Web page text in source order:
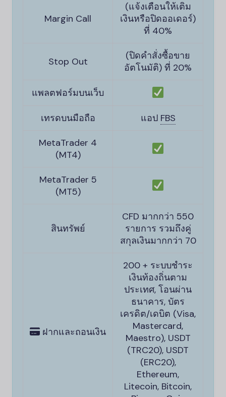
Margin Call
(แจ้งเตือนให้เติม
เงินหรือปิดออเดอร์)
ที่ 40%
Stop Out
(ปิดคำสั่งซื้อขาย
อัตโนมัติ) ที่ 20%
แพลตฟอร์มบนเว็บ
เทรดบนมือถือ แอป FBS
MetaTrader 4
(MT4)
MetaTrader 5
(MT5)
สินทรัพย์
CFD มากกว่า 550
รายการ รวมถึงคู่
สกุลเงินมากกว่า 70
ฝากและถอนเงิน
200 + ระบบชำระ
เงินท้องถิ่นตาม
ประเทศ, โอนผ่าน
ธนาคาร, บัตร
เครดิต/เดบิต (Visa,
Mastercard,
Maestro), USDT
(TRC20), USDT
(ERC20),
Ethereum,
Litecoin, Bitcoin,